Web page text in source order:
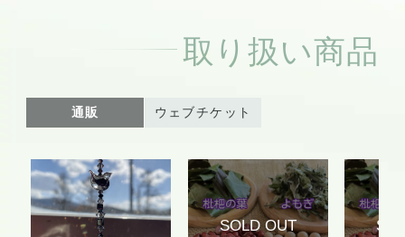
取り扱い商品
通販 ウェブチケット